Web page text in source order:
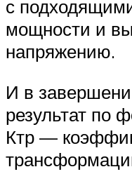
с
мощности и
напряжению.
И в
результат по
Ктр —